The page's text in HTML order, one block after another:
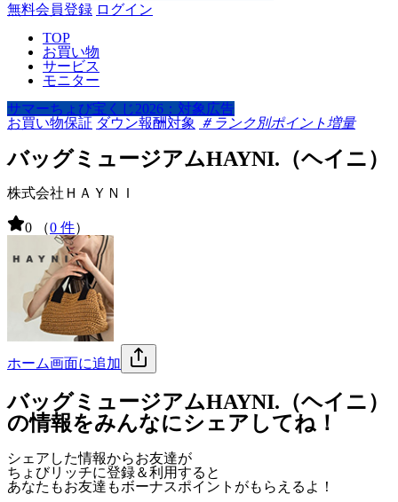
無料会員登録 ログイン
TOP
お買い物
サービス
モニター
サマーちょび宝くじ2026：対象広告
お買い物保証 ダウン報酬対象 ＃ランク別ポイント増量
バッグミュージアムHAYNI.（ヘイニ）
株式会社ＨＡＹＮＩ
0 （0 件）
ホーム画面に追加
バッグミュージアムHAYNI.（ヘイニ）
の情報をみんなにシェアしてね！
シェアした情報からお友達が
ちょびリッチに登録＆利用すると
あなたもお友達もボーナスポイント がもらえるよ！